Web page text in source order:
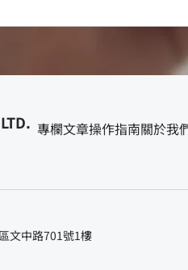
專欄文章操作指南關於我
文中路701號1樓